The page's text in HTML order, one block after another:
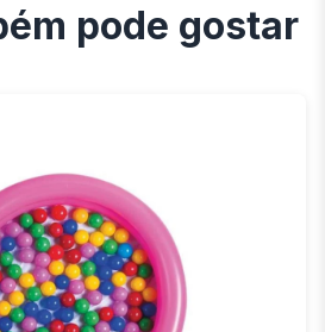
pode gostar